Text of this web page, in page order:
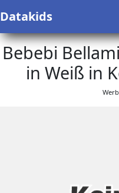
Datakids
Bebebi
in Weiß in